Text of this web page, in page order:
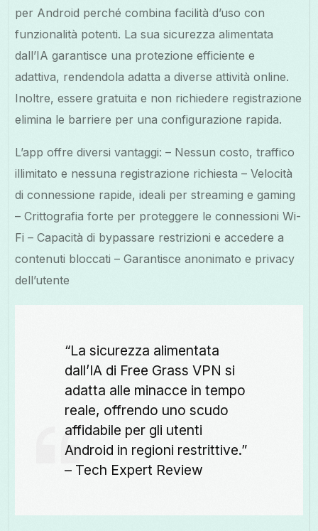
per Android perché combina facilità d’uso con
funzionalità potenti. La sua sicurezza alimentata
dall’IA garantisce una protezione efficiente e
adattiva, rendendola adatta a diverse attività online.
Inoltre, essere gratuita e non richiedere registrazione
elimina le barriere per una configurazione rapida.
L’app offre diversi vantaggi: – Nessun costo, traffico
illimitato e nessuna registrazione richiesta – Velocità
di connessione rapide, ideali per streaming e gaming
– Crittografia forte per proteggere le connessioni Wi-
Fi – Capacità di bypassare restrizioni e accedere a
contenuti bloccati – Garantisce anonimato e privacy
dell’utente
“La sicurezza alimentata
dall’IA di Free Grass VPN si
adatta alle minacce in tempo
reale, offrendo uno scudo
affidabile per gli utenti
Android in regioni restrittive.”
– Tech Expert Review